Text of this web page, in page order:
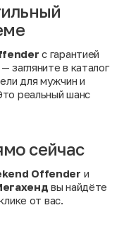
с гарантией
загляните в каталог
для мужчин и
реальный шанс
сейчас
Offender и
вы найдёте
от вас.